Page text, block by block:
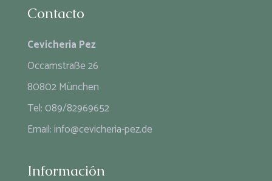
Contacto
Cevicheria Pez
Occamstraße 26
80802 München
Tel:089/82969652
Email:info@cevicheria-pez.de
Información